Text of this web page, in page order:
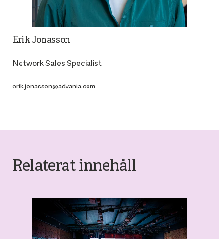
Erik Jonasson
Network Sales Specialist
erik.jonasson@advania.com
Relaterat innehåll